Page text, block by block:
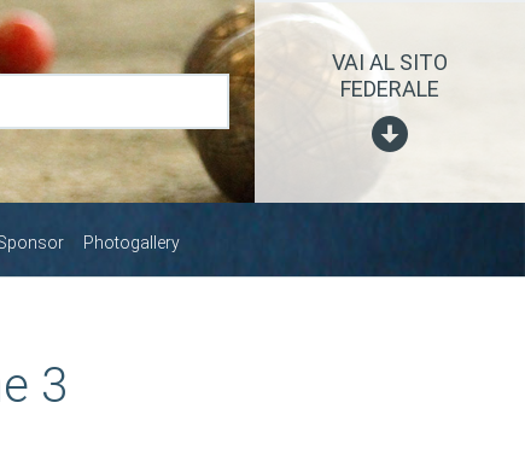
VAI AL SITO
FEDERALE
Photogallery
3